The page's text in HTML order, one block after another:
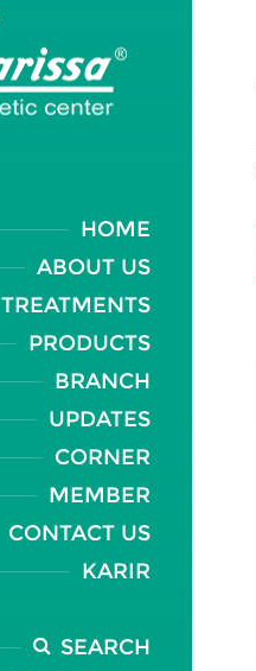
HOME
ABOUT US
TREATMENTS
PRODUCTS
BRANCH
UPDATES
CORNER
MEMBER
CONTACT US
KARIR
SEARCH